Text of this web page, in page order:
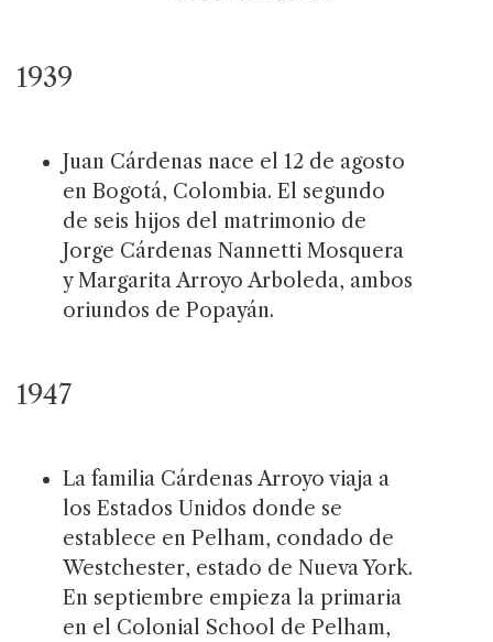
1939
Juan Cárdenas nace el 12 de agosto
en Bogotá, Colombia. El segundo
de seis hijos del matrimonio de
Jorge Cárdenas Na­nnetti Mosquera
y Margarita Arroyo Arboleda, ambos
oriundos de Popayán.
1947
La familia Cárdenas Arroyo viaja a
los Estados Unidos donde se
establece en Pelham, condado de
Westchester, estado de Nueva York.
En septiembre empieza la primaria
en el Colonial School de Pelham,